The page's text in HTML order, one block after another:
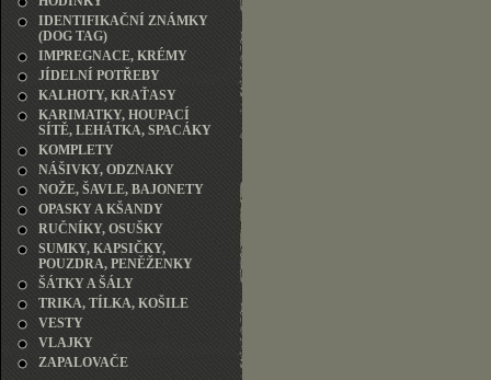
IDENTIFIKAČNÍ ZNÁMKY
(DOG TAG)
IMPREGNACE, KRÉMY
JÍDELNÍ POTŘEBY
KALHOTY, KRAŤASY
KARIMATKY, HOUPACÍ
SÍTĚ, LEHÁTKA, SPACÁKY
KOMPLETY
NÁŠIVKY, ODZNAKY
NOŽE, ŠAVLE, BAJONETY
OPASKY A KŠANDY
RUČNÍKY, OSUŠKY
SUMKY, KAPSIČKY,
POUZDRA, PENĚŽENKY
ŠÁTKY A ŠÁLY
TRIKA, TÍLKA, KOŠILE
VESTY
VLAJKY
ZAPALOVAČE